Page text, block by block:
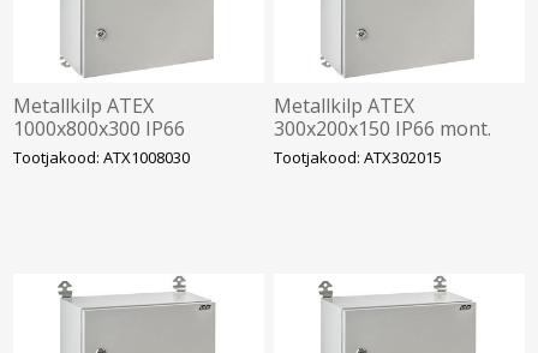
Metallkilp ATEX
1000x800x300 IP66
mont.plaadiga, IDE
Tootjakood: ATX1008030
Metallkilp ATEX
300x200x150 IP66 mont.
plaadiga, IDE
Tootjakood: ATX302015